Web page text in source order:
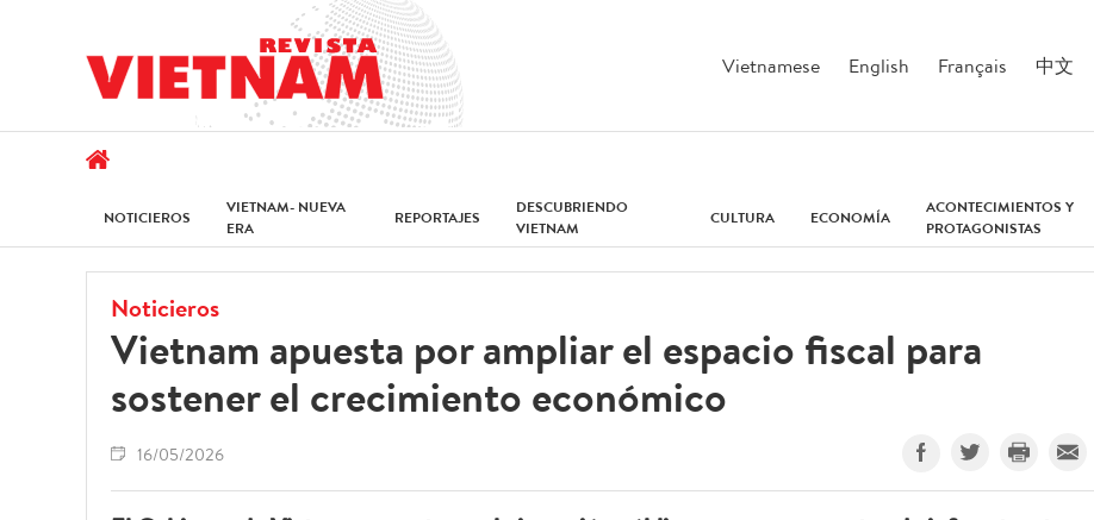
Vietnamese English Français 中文
NOTICIEROS
VIETNAM- NUEVA
ERA
REPORTAJES
DESCUBRIENDO
VIETNAM
CULTURA ECONOMÍA
ACONTECIMIENTOS Y
PROTAGONISTAS
Noticieros
Vietnam apuesta por ampliar el espacio fiscal para
sostener el crecimiento económico
16/05/2026